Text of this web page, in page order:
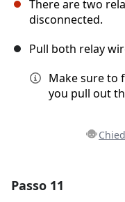
There are two
disconnected.
Pull both relay
Make sure to
you pull out
Passo 11